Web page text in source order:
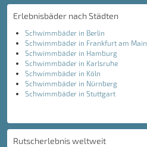
Erlebnisbäder nach Städten
Schwimmbäder in Berlin
Schwimmbäder in Frankfurt am Main
Schwimmbäder in Hamburg
Schwimmbäder in Karlsruhe
Schwimmbäder in Köln
Schwimmbäder in Nürnberg
Schwimmbäder in Stuttgart
Rutscherlebnis weltweit